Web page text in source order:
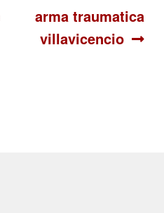
Siguiente:
arma traumatica
villavicencio